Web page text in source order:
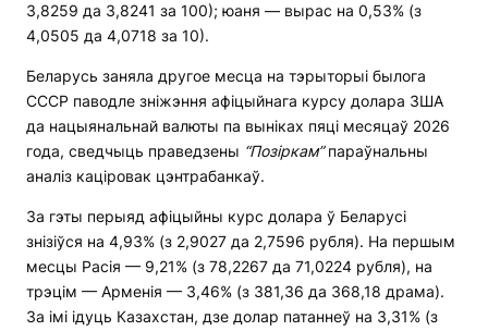
3,8259 да 3,8241 за 100); юаня — вырас на 0,53% (з
4,0505 да 4,0718 за 10).
Беларусь заняла другое месца на тэрыторыі былога
СССР паводле зніжэння афіцыйнага курсу долара ЗША
да нацыянальнай валюты па выніках пяці месяцаў 2026
года, сведчыць праведзены “Позіркам”параўнальны
аналіз каціровак цэнтрабанкаў.
За гэты перыяд афіцыйны курс долара ў Беларусі
знізіўся на 4,93% (з 2,9027 да 2,7596 рубля). На першым
месцы Расія — 9,21% (з 78,2267 да 71,0224 рубля), на
трэцім — Арменія — 3,46% (з 381,36 да 368,18 драма).
За імі ідуць Казахстан, дзе долар патаннеў на 3,31% (з